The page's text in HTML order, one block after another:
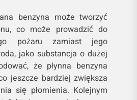
benzyna może tworzyć
co może prowadzić do
pożaru zamiast jego
jako substancja o dużej
że płynna benzyna
jeszcze bardziej zwiększa
się płomienia. Kolejnym